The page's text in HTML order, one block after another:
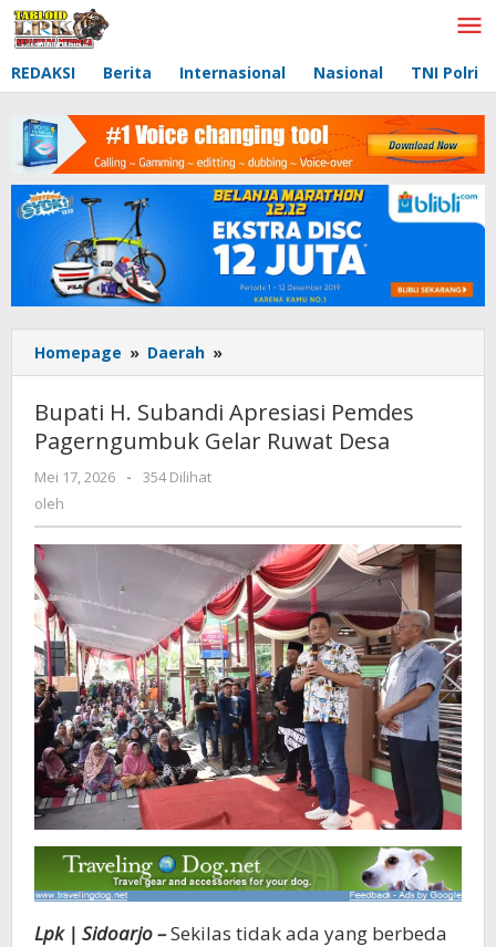
Lewati
ke
REDAKSI Berita Internasional Nasional TNI Polri
Homepage » Daerah »
H.
Apresiasi
Pemdes
Bupati H. Subandi Apresiasi Pemdes
Pagerngumbuk Gelar Ruwat Desa
Mei 17, 2026 oleh
-
354 Dilihat
oleh
Lpk | Sidoarjo –Sekilas tidak ada yang berbeda